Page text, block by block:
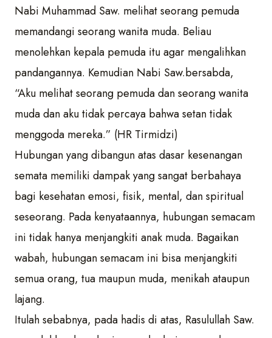
Nabi Muhammad Saw. melihat seorang pemuda
memandangi seorang wanita muda. Beliau
menolehkan kepala pemuda itu agar mengalihkan
pandangannya. Kemudian Nabi Saw.bersabda,
“Aku melihat seorang pemuda dan seorang wanita
muda dan aku tidak percaya bahwa setan tidak
menggoda mereka.” (HR Tirmidzi)
Hubungan yang dibangun atas dasar kesenangan
semata memiliki dampak yang sangat berbahaya
bagi kesehatan emosi, fisik, mental, dan spiritual
seseorang. Pada kenyataannya, hubungan semacam
ini tidak hanya menjangkiti anak muda. Bagaikan
wabah, hubungan semacam ini bisa menjangkiti
semua orang, tua maupun muda, menikah ataupun
lajang.
Itulah sebabnya, pada hadis di atas, Rasulullah Saw.